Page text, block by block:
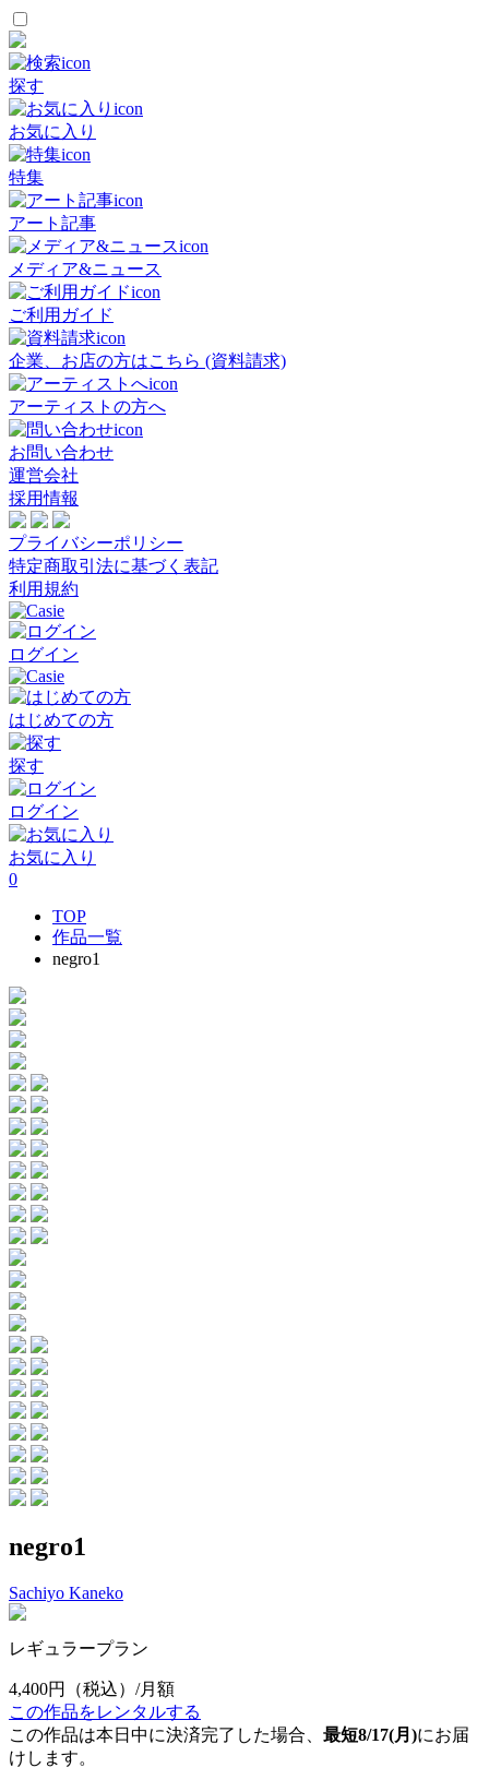
探す
お気に入り
特集
アート記事
メディア&ニュース
ご利用ガイド
企業、お店の方はこちら (資料請求)
アーティストの方へ
お問い合わせ
運営会社
採用情報
プライバシーポリシー
特定商取引法に基づく表記
利用規約
ログイン
はじめての方
探す
ログイン
お気に入り
0
TOP
作品一覧
negro1
negro1
Sachiyo Kaneko
レギュラープラン
4,400円
（税込）/月額
この作品をレンタルする
この作品は本日中に決済完了した場合、 最短8/17(月)にお届
けします。